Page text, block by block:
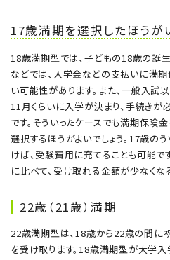
17歳満期を選択したほうが
18歳満期型では、子どもの18歳の誕
などでは、入学金などの支払いに満
い可能性があります。また、一般入
11月くらいに入学が決まり、手続きが
です。そういったケースでも満期保険
選択するほうがよいでしょう。17歳の
けば、受験費用に充てることも可能で
に比べて、受け取れる金額が少なくな
22歳（21歳）満期
22歳満期型は、18歳から22歳の間に
を受け取ります。18歳満期型が大学